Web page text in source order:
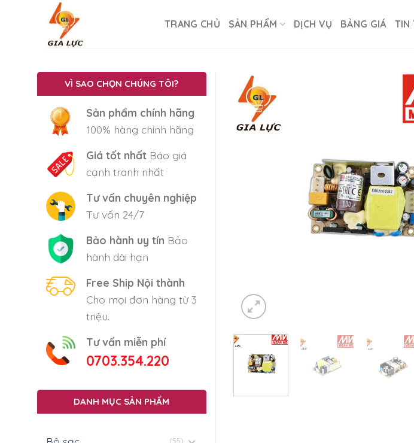
TRANG CHỦ SẢN PHẨM DỊCH VỤ BẢNG GIÁ TIN
VÌ SAO CHỌN CHÚNG TÔI?
Sản phẩm chính hãng
100% hàng chính hãng
Giá tốt nhấtBáo giá
cạnh tranh nhất
Tư vấn chuyên nghiệp
Tư vấn 24/7
Bảo hành uy tín Bảo
hành dài hạn
Free Ship Nội thành
Cho mọi đơn hàng từ 3
triệu.
Tư vấn miễn phí
0703.354.220
DANH MỤC SẢN PHẨM
(55)